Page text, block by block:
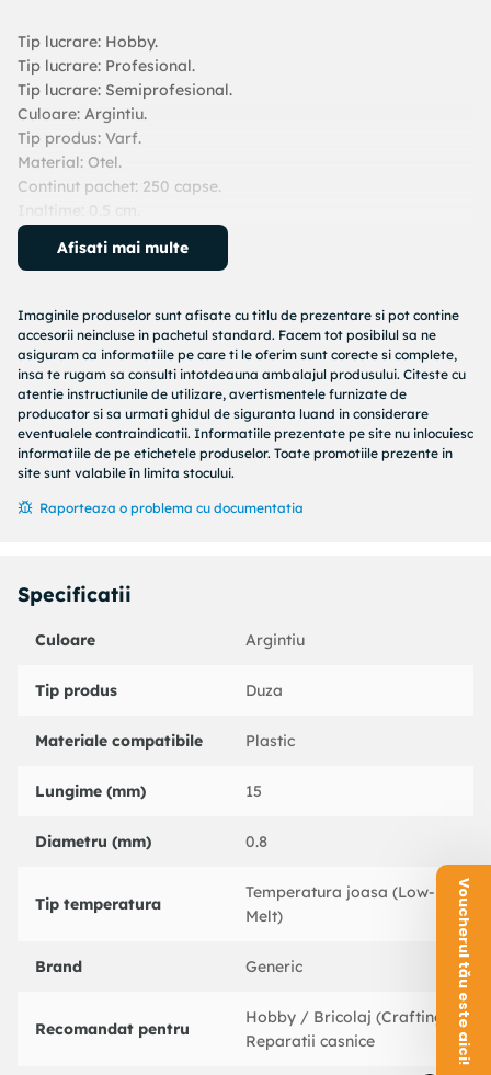
Tip lucrare: Hobby.
Tip lucrare: Profesional.
Tip lucrare: Semiprofesional.
Culoare: Argintiu.
Tip produs: Varf.
Material: Otel.
Continut pachet: 250 capse.
Latime: 1.7 mm.
Lungime: 1.5 cm.
Diametru: 0.8 mm.
Functii: Lucrari de lipire.
Numar bucati/set: 250.
Suprafata lucru: Plastic.
Afisati mai multe
Imaginile produselor sunt afisate cu titlu de prezentare si pot contine
accesorii neincluse in pachetul standard. Facem tot posibilul sa ne
asiguram ca informatiile pe care ti le oferim sunt corecte si complete,
insa te rugam sa consulti intotdeauna ambalajul produsului. Citeste cu
atentie instructiunile de utilizare, avertismentele furnizate de
producator si sa urmati ghidul de siguranta luand in considerare
eventualele contraindicatii. Informatiile prezentate pe site nu inlocuiesc
informatiile de pe etichetele produselor. Toate promotiile prezente in
site sunt valabile în limita stocului.
Raporteaza o problema cu documentatia
Specificatii
Culoare Argintiu
Tip produs Duza
Materiale compatibile Plastic
Lungime (mm) 15
Diametru (mm) 0.8
Tip temperatura
Temperatura joasa (Low-
Melt)
Brand Generic
Recomandat pentru
Hobby / Bricolaj (Crafting)
Reparatii casnice
Voucherul tău este aici!